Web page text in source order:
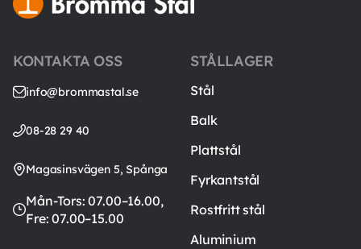
KONTAKTA OSS
info@brommastal.se
08-28 29 40
Magasinsvägen 5, Spånga
Mån-Tors: 07.00–16.00,
Fre: 07.00–15.00
STÅLLAGER
Stål
Balk
Plattstål
Fyrkantstål
Rostfritt stål
Aluminium